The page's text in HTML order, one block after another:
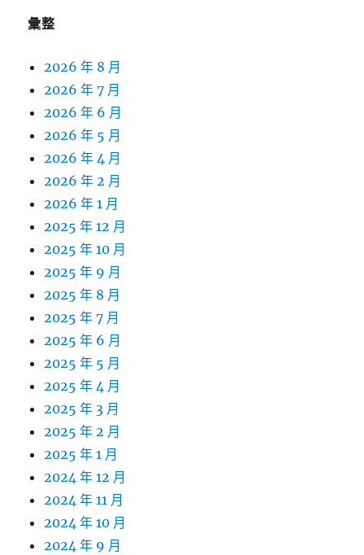
彙整
2026 年 8 月
2026 年 7 月
2026 年 6 月
2026 年 5 月
2026 年 4 月
2026 年 2 月
2026 年 1 月
2025 年 12 月
2025 年 10 月
2025 年 9 月
2025 年 8 月
2025 年 7 月
2025 年 6 月
2025 年 5 月
2025 年 4 月
2025 年 3 月
2025 年 2 月
2025 年 1 月
2024 年 12 月
2024 年 11 月
2024 年 10 月
2024 年 9 月